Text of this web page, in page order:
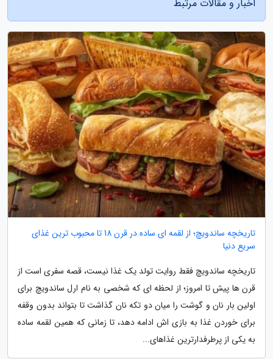
اخبار و مقالات مرتبط
تاریخچه ساندویچ؛ از لقمه ای ساده در قرن 18 تا محبوب ترین غذای
سریع دنیا
تاریخچه ساندویچ فقط روایت تولد یک غذا نیست، قصه سفری است از
قرن ها پیش تا امروز؛ از لحظه ای که شخصی به نام ارل ساندویچ برای
اولین بار نان و گوشت را میان دو تکه نان گذاشت تا بتواند بدون وقفه
برای خوردن غذا به بازی اش ادامه دهد، تا زمانی که همین لقمه ساده
به یکی از پرطرفدارترین غذاهای...